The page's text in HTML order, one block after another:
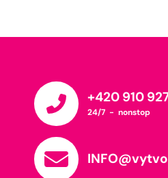
+420 910
24/7 - nonstop